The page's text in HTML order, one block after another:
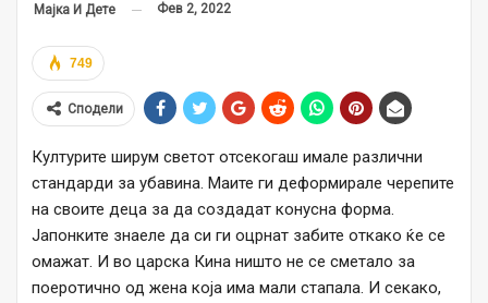
Мајка И Дете Фев 2, 2022
749
Сподели
Културите ширум светот отсекогаш имале различни
стандарди за убавина. Маите ги деформирале черепите
на своите деца за да создадат конусна форма.
Јапонките знаеле да си ги оцрнат забите откако ќе се
омажат. И во царска Кина ништо не се сметало за
поеротично од жена која има мали стапала. И секако,